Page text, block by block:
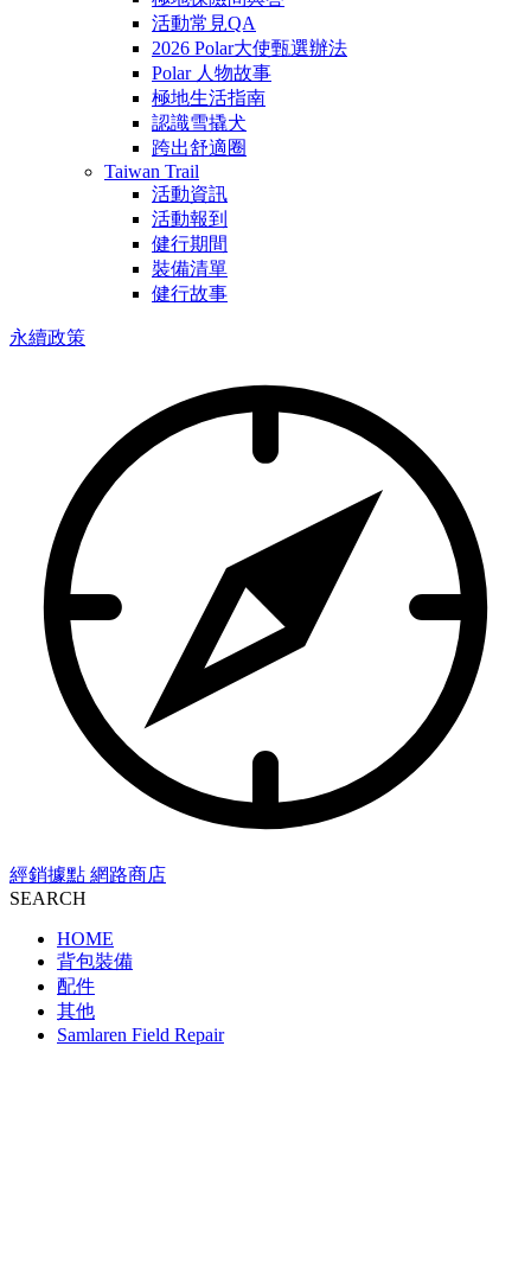
活動常見QA
2026 Polar大使甄選辦法
Polar 人物故事
極地生活指南
認識雪撬犬
跨出舒適圈
Taiwan Trail
活動資訊
活動報到
健行期間
裝備清單
健行故事
永續政策
經銷據點 網路商店
SEARCH
HOME
背包裝備
配件
其他
Samlaren Field Repair